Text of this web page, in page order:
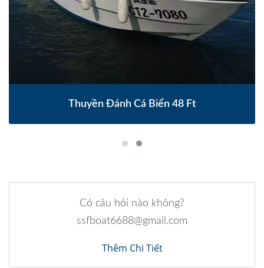
Thuyền Đánh Cá Biển 48 Ft
Có câu hỏi nào không?
ssfboat6688@gmail.com
Thêm Chi Tiết